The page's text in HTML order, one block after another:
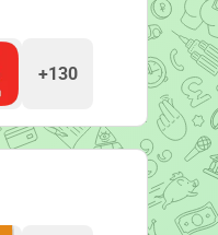
+130